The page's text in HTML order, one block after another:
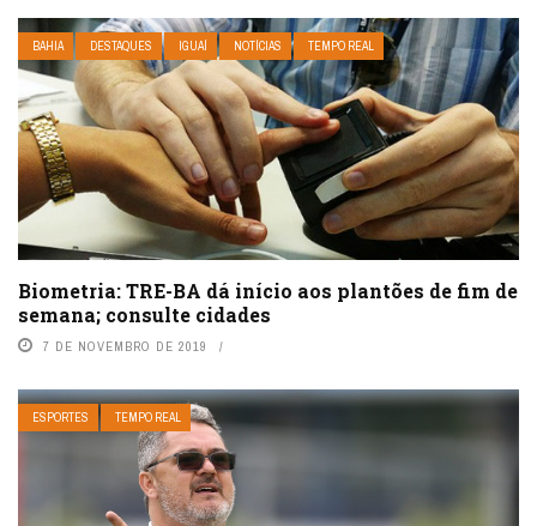
BAHIA DESTAQUES IGUAÍ NOTÍCIAS TEMPO REAL
Biometria: TRE-BA dá início aos plantões de fim de
semana; consulte cidades
7 DE NOVEMBRO DE 2019
ESPORTES TEMPO REAL